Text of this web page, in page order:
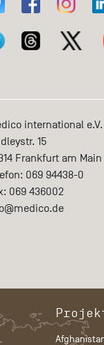
international e.V.
15
Frankfurt am Main
069 94438-0
069 436002